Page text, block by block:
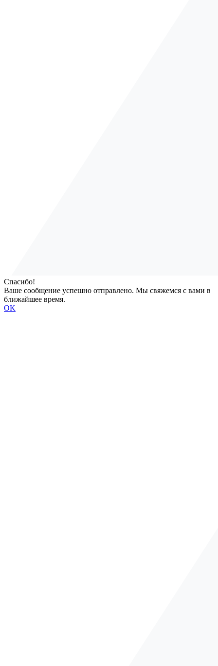
Спасибо!
Ваше сообщение успешно отправлено. Мы свяжемся с вами в
ближайшее время.
OK